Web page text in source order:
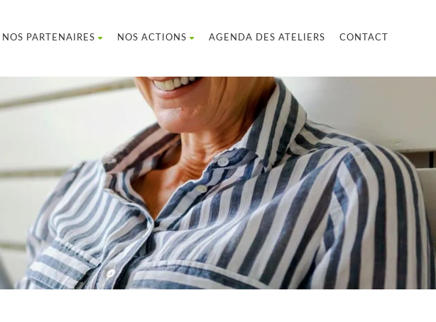
NOS PARTENAIRES NOS ACTIONS AGENDA DES ATELIERS CONTACT